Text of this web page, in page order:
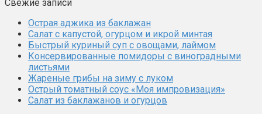
Свежие записи
Острая аджика из баклажан
Салат с капустой, огурцом и икрой минтая
Быстрый куриный суп с овощами, лаймом
Консервированные помидоры с виноградными
листьями
Жареные грибы на зиму с луком
Острый томатный соус «Моя импровизация»
Салат из баклажанов и огурцов